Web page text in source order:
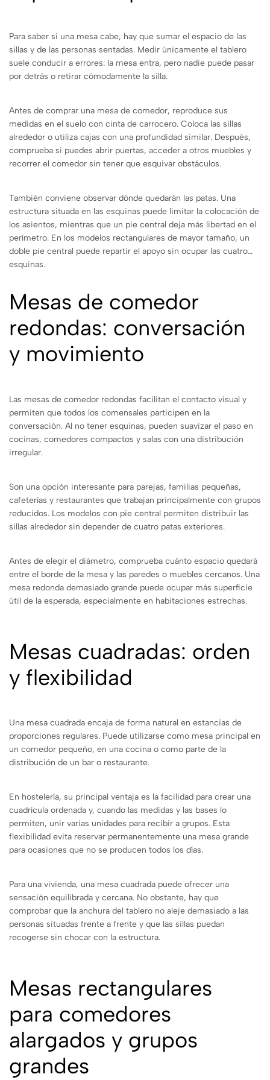
Para saber si una mesa cabe, hay que sumar el espacio de las
sillas y de las personas sentadas. Medir únicamente el tablero
suele conducir a errores: la mesa entra, pero nadie puede pasar
por detrás o retirar cómodamente la silla.
Antes de comprar una mesa de comedor, reproduce sus
medidas en el suelo con cinta de carrocero. Coloca las sillas
alrededor o utiliza cajas con una profundidad similar. Después,
comprueba si puedes abrir puertas, acceder a otros muebles y
recorrer el comedor sin tener que esquivar obstáculos.
También conviene observar dónde quedarán las patas. Una
estructura situada en las esquinas puede limitar la colocación de
los asientos, mientras que un pie central deja más libertad en el
perímetro. En los modelos rectangulares de mayor tamaño, un
doble pie central puede repartir el apoyo sin ocupar las cuatro
esquinas.
Mesas de comedor
redondas: conversación
y movimiento
Las mesas de comedor redondas facilitan el contacto visual y
permiten que todos los comensales participen en la
conversación. Al no tener esquinas, pueden suavizar el paso en
cocinas, comedores compactos y salas con una distribución
irregular.
Son una opción interesante para parejas, familias pequeñas,
cafeterías y restaurantes que trabajan principalmente con grupos
reducidos. Los modelos con pie central permiten distribuir las
sillas alrededor sin depender de cuatro patas exteriores.
Antes de elegir el diámetro, comprueba cuánto espacio quedará
entre el borde de la mesa y las paredes o muebles cercanos. Una
mesa redonda demasiado grande puede ocupar más superficie
útil de la esperada, especialmente en habitaciones estrechas.
Mesas cuadradas: orden
y flexibilidad
Una mesa cuadrada encaja de forma natural en estancias de
proporciones regulares. Puede utilizarse como mesa principal en
un comedor pequeño, en una cocina o como parte de la
distribución de un bar o restaurante.
En hostelería, su principal ventaja es la facilidad para crear una
cuadrícula ordenada y, cuando las medidas y las bases lo
permiten, unir varias unidades para recibir a grupos. Esta
flexibilidad evita reservar permanentemente una mesa grande
para ocasiones que no se producen todos los días.
Para una vivienda, una mesa cuadrada puede ofrecer una
sensación equilibrada y cercana. No obstante, hay que
comprobar que la anchura del tablero no aleje demasiado a las
personas situadas frente a frente y que las sillas puedan
recogerse sin chocar con la estructura.
Mesas rectangulares
para comedores
alargados y grupos
grandes